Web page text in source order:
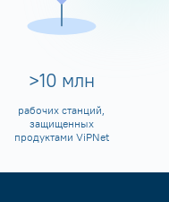
>10 млн
рабочих станций,
защищенных
продуктами ViPNet